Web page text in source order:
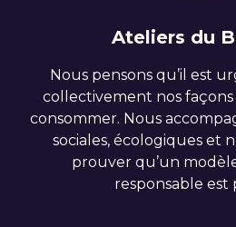
Ateliers du
Nous pensons qu’il est
collectivement nos
consommer. Nous
sociales, écologiques et
prouver qu’un
responsable est